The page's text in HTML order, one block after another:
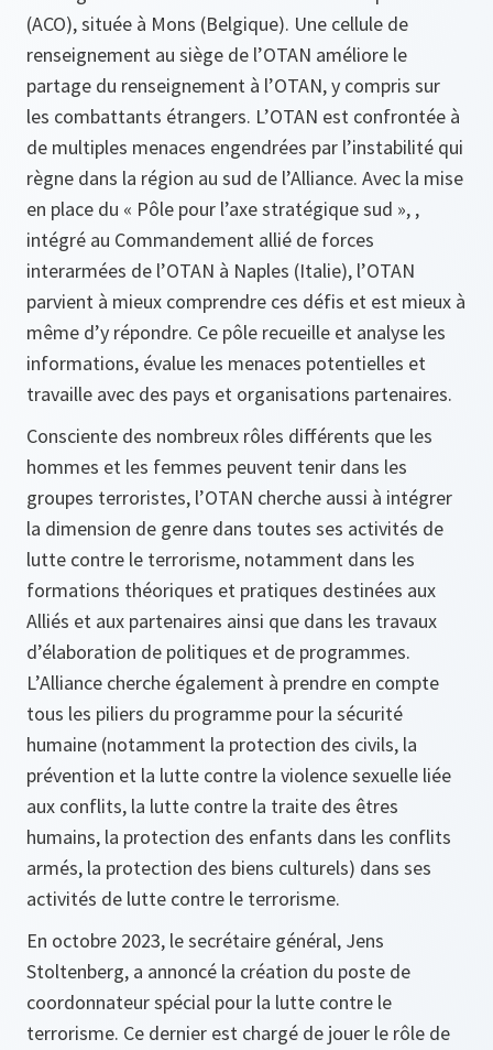
(ACO), située à Mons (Belgique). Une cellule de
renseignement au siège de l’OTAN améliore le
partage du renseignement à l’OTAN, y compris sur
les combattants étrangers. L’OTAN est confrontée à
de multiples menaces engendrées par l’instabilité qui
règne dans la région au sud de l’Alliance. Avec la mise
en place du « Pôle pour l’axe stratégique sud », ,
intégré au Commandement allié de forces
interarmées de l’OTAN à Naples (Italie), l’OTAN
parvient à mieux comprendre ces défis et est mieux à
même d’y répondre. Ce pôle recueille et analyse les
informations, évalue les menaces potentielles et
travaille avec des pays et organisations partenaires.
Consciente des nombreux rôles différents que les
hommes et les femmes peuvent tenir dans les
groupes terroristes, l’OTAN cherche aussi à intégrer
la dimension de genre dans toutes ses activités de
lutte contre le terrorisme, notamment dans les
formations théoriques et pratiques destinées aux
Alliés et aux partenaires ainsi que dans les travaux
d’élaboration de politiques et de programmes.
L’Alliance cherche également à prendre en compte
tous les piliers du programme pour la sécurité
humaine (notamment la protection des civils, la
prévention et la lutte contre la violence sexuelle liée
aux conflits, la lutte contre la traite des êtres
humains, la protection des enfants dans les conflits
armés, la protection des biens culturels) dans ses
activités de lutte contre le terrorisme.
En octobre 2023, le secrétaire général, Jens
Stoltenberg, a annoncé la création du poste de
coordonnateur spécial pour la lutte contre le
terrorisme. Ce dernier est chargé de jouer le rôle de